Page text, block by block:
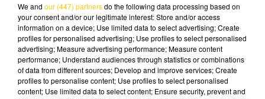
14 mars 2025 - 4 min 6 sec
We and our (447) partnersdo the following data processing based on
your consent and/or our legitimate interest: Store and/or access
information on a device; Use limited data to select advertising; Create
profiles for personalised advertising; Use profiles to select personalised
advertising; Measure advertising performance; Measure content
performance; Understand audiences through statistics or combinations
of data from different sources; Develop and improve services; Create
profiles to personalise content; Use profiles to select personalised
content; Use limited data to select content; Ensure security, prevent and